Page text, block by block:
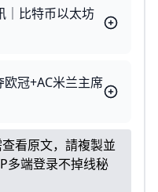
｜比特币以太坊
冠+AC米兰主席
看原文，請複製並
多端登录不掉线秘